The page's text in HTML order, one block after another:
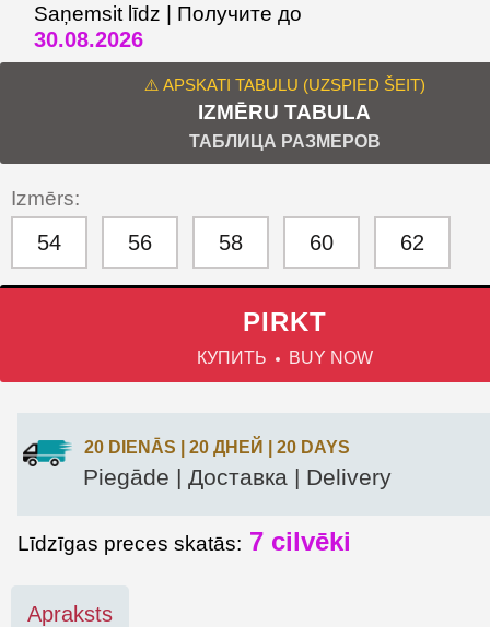
Saņemsit līdz | Получите до
30.08.2026
⚠️ APSKATI TABULU (UZSPIED ŠEIT)
IZMĒRU TABULA
ТАБЛИЦА РАЗМЕРОВ
Izmērs:
54 56 58 60 62
PIRKT
КУПИТЬ BUY NOW
20 DIENĀS | 20 ДНЕЙ | 20 DAYS
Piegāde | Доставка | Delivery
Līdzīgas preces skatās: 7 cilvēki
Apraksts